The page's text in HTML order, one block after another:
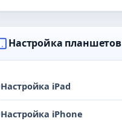
Настройка планшетов
Настройка iPad
Настройка iPhone